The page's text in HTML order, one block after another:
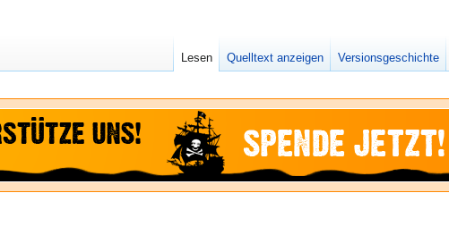
Lesen Quelltext anzeigen Versionsgeschichte